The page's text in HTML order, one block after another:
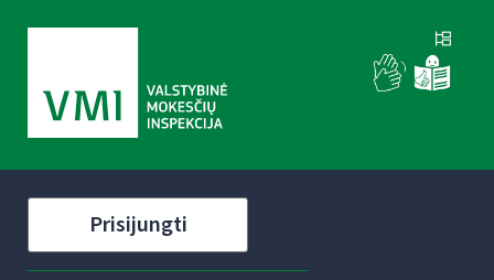
Prisijungti